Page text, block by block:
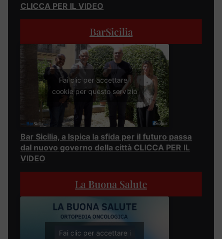
CLICCA PER IL VIDEO
BarSicilia
Fai clic per accettare i
cookie per questo servizio
Bar Sicilia, a Ispica la sfida per il futuro passa
dal nuovo governo della città CLICCA PER IL
VIDEO
La Buona Salute
Fai clic per accettare i